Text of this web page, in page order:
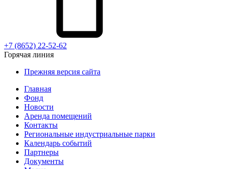
+7 (8652) 22-52-62
Горячая линия
Прежняя версия сайта
Главная
Фонд
Новости
Аренда помещений
Контакты
Региональные индустриальные парки
Календарь событий
Партнеры
Документы